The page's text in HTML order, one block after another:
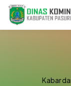
Kabar